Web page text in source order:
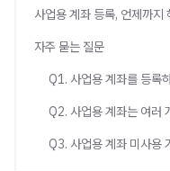
사업용 계좌 등록, 언제까지
자주 묻는 질문
Q1. 사업용 계좌를 등록
Q2. 사업용 계좌는 여러
Q3. 사업용 계좌 미사용